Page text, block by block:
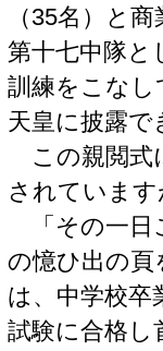
（35名）と
第十七中隊と
訓練をこな
天皇に披露
この親閲式
されていま
「その一日
の憶ひ出の
は、中学校卒
試験に合格し